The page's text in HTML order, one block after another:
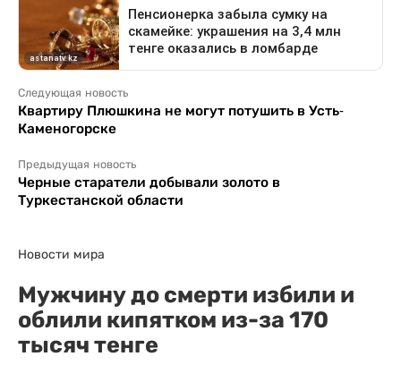
Следующая новость
Квартиру Плюшкина не могут потушить в Усть-
Каменогорске
Предыдущая новость
Черные старатели добывали золото в
Туркестанской области
Новости мира
Мужчину до смерти избили и
облили кипятком из-за 170
тысяч тенге